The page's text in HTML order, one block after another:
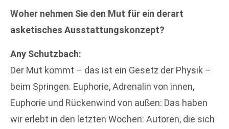
Woher nehmen Sie den Mut für ein derart
asketisches Ausstattungskonzept?
Any Schutzbach:
Der Mut kommt – das ist ein Gesetz der Physik –
beim Springen. Euphorie, Adrenalin von innen,
Euphorie und Rückenwind von außen: Das haben
wir erlebt in den letzten Wochen: Autoren, die sich